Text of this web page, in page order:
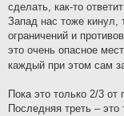
сделать, как-то
Запад нас тоже кинул,
ограничений и
это очень опасное
каждый при этом сам
Пока это только 2/3 от
Последняя треть –